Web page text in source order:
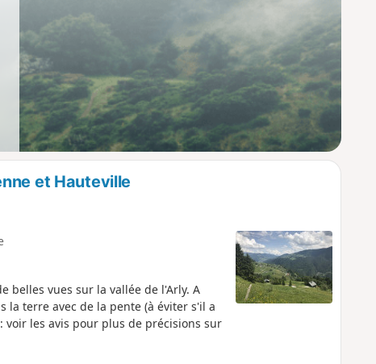
et Hauteville
belles vues sur la vallée de l'Arly. A
la terre avec de la pente (à éviter s'il a
les avis pour plus de précisions sur